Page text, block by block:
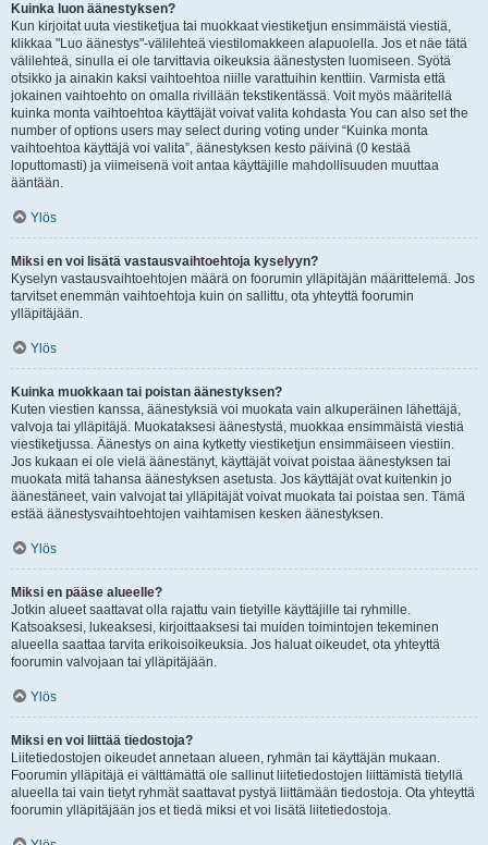
Kuinka luon äänestyksen?
Kun kirjoitat uuta viestiketjua tai muokkaat viestiketjun ensimmäistä viestiä,
klikkaa "Luo äänestys"-välilehteä viestilomakkeen alapuolella. Jos et näe tätä
välilehteä, sinulla ei ole tarvittavia oikeuksia äänestysten luomiseen. Syötä
otsikko ja ainakin kaksi vaihtoehtoa niille varattuihin kenttiin. Varmista että
jokainen vaihtoehto on omalla rivillään tekstikentässä. Voit myös määritellä
kuinka monta vaihtoehtoa käyttäjät voivat valita kohdasta You can also set the
number of options users may select during voting under “Kuinka monta
vaihtoehtoa käyttäjä voi valita”, äänestyksen kesto päivinä (0 kestää
loputtomasti) ja viimeisenä voit antaa käyttäjille mahdollisuuden muuttaa
ääntään.
Ylös
Miksi en voi lisätä vastausvaihtoehtoja kyselyyn?
Kyselyn vastausvaihtoehtojen määrä on foorumin ylläpitäjän määrittelemä. Jos
tarvitset enemmän vaihtoehtoja kuin on sallittu, ota yhteyttä foorumin
ylläpitäjään.
Ylös
Kuinka muokkaan tai poistan äänestyksen?
Kuten viestien kanssa, äänestyksiä voi muokata vain alkuperäinen lähettäjä,
valvoja tai ylläpitäjä. Muokataksesi äänestystä, muokkaa ensimmäistä viestiä
viestiketjussa. Äänestys on aina kytketty viestiketjun ensimmäiseen viestiin.
Jos kukaan ei ole vielä äänestänyt, käyttäjät voivat poistaa äänestyksen tai
muokata mitä tahansa äänestyksen asetusta. Jos käyttäjät ovat kuitenkin jo
äänestäneet, vain valvojat tai ylläpitäjät voivat muokata tai poistaa sen. Tämä
estää äänestysvaihtoehtojen vaihtamisen kesken äänestyksen.
Ylös
Miksi en pääse alueelle?
Jotkin alueet saattavat olla rajattu vain tietyille käyttäjille tai ryhmille.
Katsoaksesi, lukeaksesi, kirjoittaaksesi tai muiden toimintojen tekeminen
alueella saattaa tarvita erikoisoikeuksia. Jos haluat oikeudet, ota yhteyttä
foorumin valvojaan tai ylläpitäjään.
Ylös
Miksi en voi liittää tiedostoja?
Liitetiedostojen oikeudet annetaan alueen, ryhmän tai käyttäjän mukaan.
Foorumin ylläpitäjä ei välttämättä ole sallinut liitetiedostojen liittämistä tietyllä
alueella tai vain tietyt ryhmät saattavat pystyä liittämään tiedostoja. Ota yhteyttä
foorumin ylläpitäjään jos et tiedä miksi et voi lisätä liitetiedostoja.